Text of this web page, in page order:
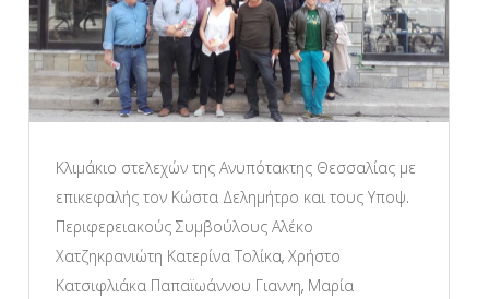
Κλιμάκιο στελεχών της Ανυπότακτης Θεσσαλίας με
επικεφαλής τον Κώστα Δελημήτρο και τους Υποψ.
Περιφερειακούς Συμβούλους Αλέκο
Χατζηκρανιώτη Κατερίνα Τολίκα, Χρήστο
Κατσιφλιάκα Παπαϊωάννου Γιαννη, Μαρία